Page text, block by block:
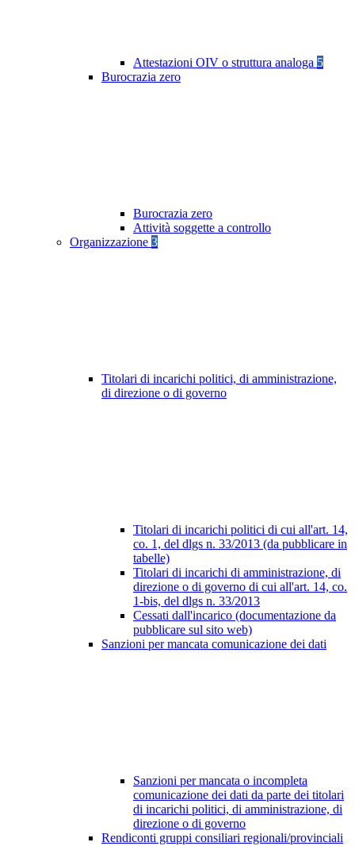
Attestazioni OIV o struttura analoga 5
Burocrazia zero
Burocrazia zero
Attività soggette a controllo
Organizzazione 3
Titolari di incarichi politici, di amministrazione,
di direzione o di governo
Titolari di incarichi politici di cui all'art. 14,
co. 1, del dlgs n. 33/2013 (da pubblicare in
tabelle)
Titolari di incarichi di amministrazione, di
direzione o di governo di cui all'art. 14, co.
1-bis, del dlgs n. 33/2013
Cessati dall'incarico (documentazione da
pubblicare sul sito web)
Sanzioni per mancata comunicazione dei dati
Sanzioni per mancata o incompleta
comunicazione dei dati da parte dei titolari
di incarichi politici, di amministrazione, di
direzione o di governo
Rendiconti gruppi consiliari regionali/provinciali